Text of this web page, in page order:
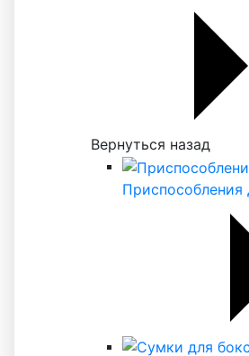
Вернуться назад
Приспособления